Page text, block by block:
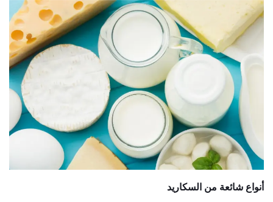
أنواع شائعة من السكاريد